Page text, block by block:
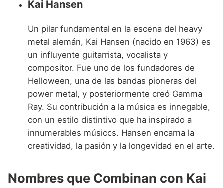
Kai Hansen
Un pilar fundamental en la escena del heavy
metal alemán, Kai Hansen (nacido en 1963) es
un influyente guitarrista, vocalista y
compositor. Fue uno de los fundadores de
Helloween, una de las bandas pioneras del
power metal, y posteriormente creó Gamma
Ray. Su contribución a la música es innegable,
con un estilo distintivo que ha inspirado a
innumerables músicos. Hansen encarna la
creatividad, la pasión y la longevidad en el arte.
Nombres que Combinan con Kai